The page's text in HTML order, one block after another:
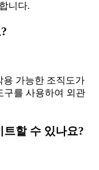
니다.
용 가능한 조직도가
구를 사용하여 외관
할 수 있나요?